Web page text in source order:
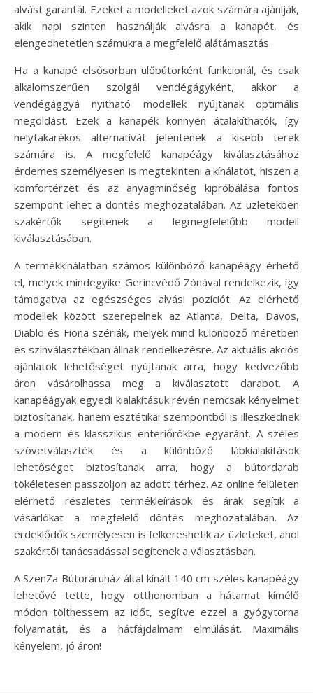
alvást garantál. Ezeket a modelleket azok számára ajánlják,
akik napi szinten használják alvásra a kanapét, és
elengedhetetlen számukra a megfelelő alátámasztás.
Ha a kanapé elsősorban ülőbútorként funkcionál, és csak
alkalomszerűen szolgál vendégágyként, akkor a
vendégággyá nyitható modellek nyújtanak optimális
megoldást. Ezek a kanapék könnyen átalakíthatók, így
helytakarékos alternatívát jelentenek a kisebb terek
számára is. A megfelelő kanapéágy kiválasztásához
érdemes személyesen is megtekinteni a kínálatot, hiszen a
komfortérzet és az anyagminőség kipróbálása fontos
szempont lehet a döntés meghozatalában. Az üzletekben
szakértők segítenek a legmegfelelőbb modell
kiválasztásában.
A termékkínálatban számos különböző kanapéágy érhető
el, melyek mindegyike Gerincvédő Zónával rendelkezik, így
támogatva az egészséges alvási pozíciót. Az elérhető
modellek között szerepelnek az Atlanta, Delta, Davos,
Diablo és Fiona szériák, melyek mind különböző méretben
és színválasztékban állnak rendelkezésre. Az aktuális akciós
ajánlatok lehetőséget nyújtanak arra, hogy kedvezőbb
áron vásárolhassa meg a kiválasztott darabot. A
kanapéágyak egyedi kialakításuk révén nemcsak kényelmet
biztosítanak, hanem esztétikai szempontból is illeszkednek
a modern és klasszikus enteriőrökbe egyaránt. A széles
szövetválaszték és a különböző lábkialakítások
lehetőséget biztosítanak arra, hogy a bútordarab
tökéletesen passzoljon az adott térhez. Az online felületen
elérhető részletes termékleírások és árak segítik a
vásárlókat a megfelelő döntés meghozatalában. Az
érdeklődők személyesen is felkereshetik az üzleteket, ahol
szakértői tanácsadással segítenek a választásban.
A SzenZa Bútoráruház által kínált 140 cm széles kanapéágy
lehetővé tette, hogy otthonomban a hátamat kímélő
módon tölthessem az időt, segítve ezzel a gyógytorna
folyamatát, és a hátfájdalmam elmúlását. Maximális
kényelem, jó áron!